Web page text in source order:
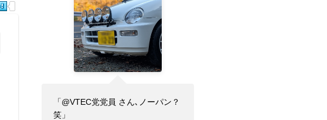
「@VTEC党党員 さん､ノーパン？
笑」